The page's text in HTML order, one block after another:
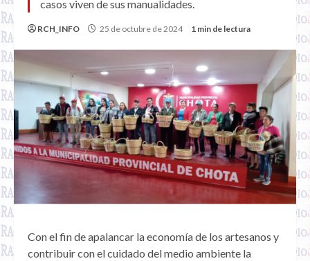
casos viven de sus manualidades.
RCH_INFO 25 de octubre de 2024 1 min de lectura
Con el fin de apalancar la economía de los artesanos y
contribuir con el cuidado del medio ambiente la